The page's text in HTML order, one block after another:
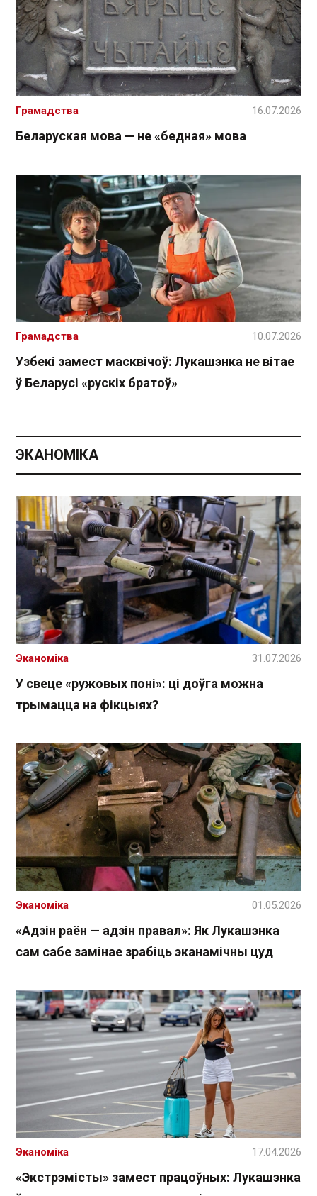
Беларуская мова — не «бедная» мова
Грамадства 16.07.2026
Узбекі замест масквічоў: Лукашэнка не вітае
ў Беларусі «рускіх братоў»
Грамадства 10.07.2026
ЭКАНОМІКА
У свеце «ружовых поні»: ці доўга можна
трымацца на фікцыях?
Эканоміка 31.07.2026
«Адзін раён — адзін правал»: Як Лукашэнка
сам сабе замінае зрабіць эканамічны цуд
Эканоміка 01.05.2026
«Экстрэмісты» замест працоўных: Лукашэнка
Эканоміка 17.04.2026